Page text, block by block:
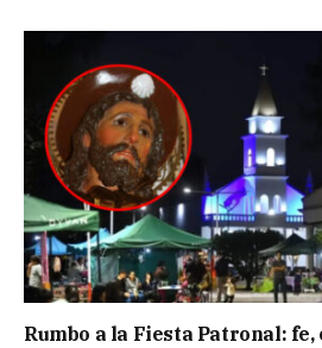
Rumbo a la Fiesta Patronal: fe,